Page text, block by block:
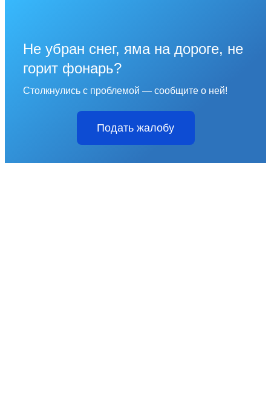
Не убран снег, яма на дороге, не
горит фонарь?
Столкнулись с проблемой — сообщите о ней!
Подать жалобу